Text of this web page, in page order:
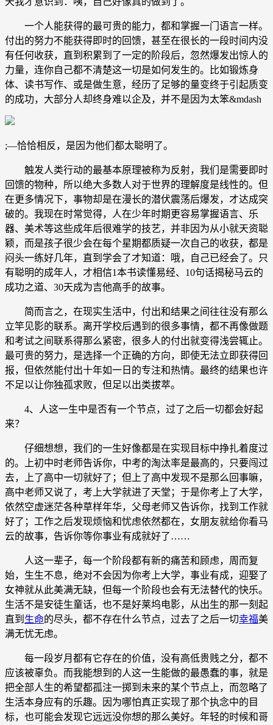
一个人能获得的最可贵的能力，都和掌握一门语言一样。
付出的努力不能获得即时的回馈，甚至在很长的一段时间内没
有任何收获，直到积累到了一定的阶段后，忽然爆发出惊人的
力量，连你自己都不清楚这一切是如何发生的。比如锻炼身
体、读书写作、或是做生意，经历了足够的量变终于引起质变
的成功，大部分人却终身难以企及，并不是因为太笨&mdash
;—恰恰相反，是因为他们都太聪明了。
触发人类行动的最基本原理被称为反射，我们是需要即时
回馈的物种，所以绝大多数人对于世界的理解度是线性的。但
在更多情况下，事物却是在漫长的潜伏震荡后爆发，才达成突
破的。我现在时常觉得，人在少年时期更容易掌握语言、乐
器、美术等这些成年后很难学的技艺，并非因为从小就天资聪
颖，而是孩子很少会在每个星期都质疑一次自己的收获，都是
闷头一练好几年，直到学会了才知道：哦，自己已经会了。只
有聪明的成年人，才相信1本书读懂易经、10句话揭秘马云的
成功之道、30天成为吉他高手的故事。
简而言之，在现实生活中，付出和结果之间往往没有那么
立竿见影的联系。离开学校后遇到的很多事情，都不再像做题
和考试之间联系得那么紧密，很多人的付出就变得浅尝辄止。
最可贵的努力，是选择一个正确的方向，即使无法立即获得回
报，但依然能付出十年如一日的专注和热情。最终的结果也许
不足以让你独孤求败，但足以出类拔萃。
4、人这一生中是否有一个节点，过了之后一切都会好起
来？
仔细想想，我们的一生好像都是在实现目标中挣扎着度过
的。上初中时老师告诉你，中考的淘汰率是最高的，只要闯过
去，上了高中一切就好了；但上了高中发现不是那么回事嘛，
高中老师又说了，考上大学就进了天堂；于是你考上了大学，
依然空虚迷茫各种草样年华，父母老师又告诉你，找到工作就
好了；工作之后发现烦恼和忧虑依然都在，女朋友就给你看马
云的故事，告诉你等你事业有成就好了……
人这一辈子，每一个阶段都有新的痛苦和顾虑，周而复
始，生生不息，绝对不会因为你考上大学，事业有成，迎娶了
女神就从此美满无缺，但每一个阶段也会有无法替代的快乐。
生活不是安徒生童话，也不是好莱坞电影，从出生的那一刻起
直到 生命的尽头，都不存在什么节点，过去了之后一切幸福美
满无忧无虑。
每一段岁月都有它存在的价值，没有高低贵贱之分，都不
应该被辜负。而我能想到的人这一生能做的最愚蠢的事，就是
把全部人生的希望都孤注一掷到未来的某个节点上，而忽略了
生活本身应有的乐趣。因为哪怕真正实现了那个执念中的目
标，也可能会发现它远远没你想的那么美好。年轻的时候和哥